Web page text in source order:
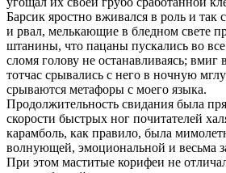
Барсик яростно вживался в роль и так
и рвал, мелькающие в бледном свете
штанины, что пацаны пускались во
сломя голову не останавливаясь; вмиг
тотчас срывались с него в ночную
срываются метафоры с моего языка.
Продолжительность свидания была
скорости быстрых ног почитателей
карамболь, как правило, была
волнующей, эмоциональной и весьма
При этом маститые корифеи не